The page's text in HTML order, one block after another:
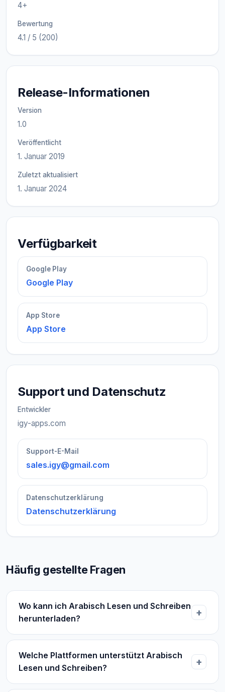
4+
Bewertung
4.1 / 5 (200)
Release-Informationen
Version
1.0
Veröffentlicht
1. Januar 2019
Zuletzt aktualisiert
1. Januar 2024
Verfügbarkeit
Google Play
Google Play
App Store
App Store
Support und Datenschutz
Entwickler
igy-apps.com
Support-E-Mail
sales.igy@gmail.com
Datenschutzerklärung
Datenschutzerklärung
Häufig gestellte Fragen
Wo kann ich Arabisch Lesen und Schreiben
herunterladen?
Welche Plattformen unterstützt Arabisch
Lesen und Schreiben?